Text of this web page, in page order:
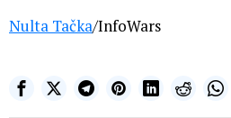
Nulta Tačka/InfoWars